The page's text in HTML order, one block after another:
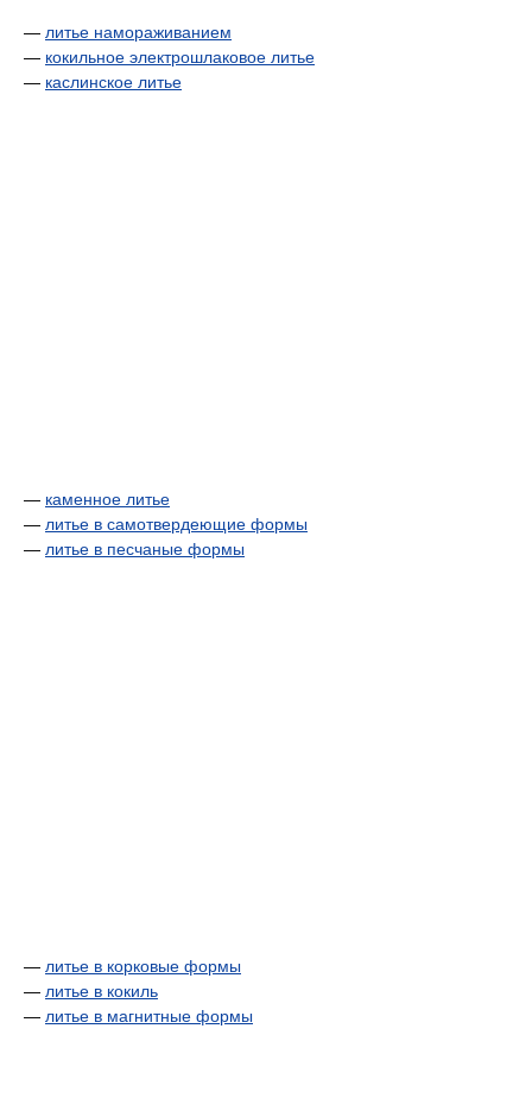
— литье намораживанием
— кокильное электрошлаковое литье
— каслинское литье
— каменное литье
— литье в самотвердеющие формы
— литье в песчаные формы
— литье в корковые формы
— литье в кокиль
— литье в магнитные формы